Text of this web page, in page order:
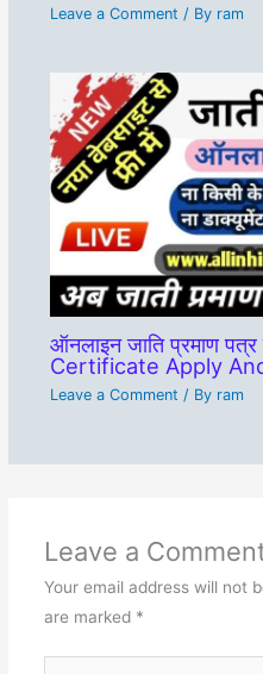
Leave a Comment / By ram
ऑनलाइन जाति प्रमाण
Certificate Apply
Leave a Comment / By ram
Leave a
Your email address will not
are marked *